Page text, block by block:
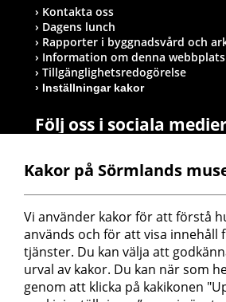
Kontakta oss
Dagens lunch
Rapporter i byggnadsvård och
Information om denna webbplats
Tillgänglighetsredogörelse
Inställningar kakor
Följ oss i sociala medier
Postadress
Sörmlands museum
Box 314
611 26 Nyköping
Kakor på Sörmlands
Vi använder kakor för att förstå
används och för att visa innehåll
tjänster. Du kan välja att
urval av kakor. Du kan när som
genom att klicka på kakikonen